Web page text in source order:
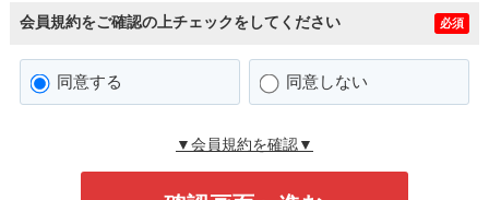
会員規約をご確認の上チェックをしてください 必須
同意する 同意しない
▼会員規約を確認▼